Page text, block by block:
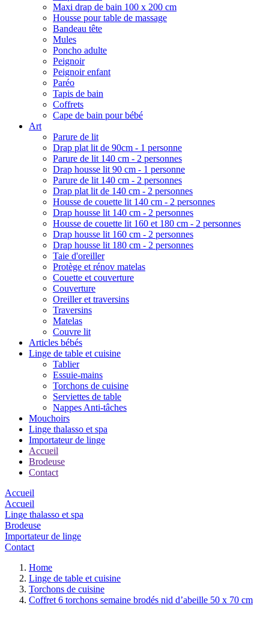
Maxi drap de bain 100 x 200 cm
Housse pour table de massage
Bandeau tête
Mules
Poncho adulte
Peignoir
Peignoir enfant
Paréo
Tapis de bain
Coffrets
Cape de bain pour bébé
Art
Parure de lit
Drap plat lit de 90cm - 1 personne
Parure de lit 140 cm - 2 personnes
Drap housse lit 90 cm - 1 personne
Parure de lit 140 cm - 2 personnes
Drap plat lit de 140 cm - 2 personnes
Housse de couette lit 140 cm - 2 personnes
Drap housse lit 140 cm - 2 personnes
Housse de couette lit 160 et 180 cm - 2 personnes
Drap housse lit 160 cm - 2 personnes
Drap housse lit 180 cm - 2 personnes
Taie d'oreiller
Protège et rénov matelas
Couette et couverture
Couverture
Oreiller et traversins
Traversins
Matelas
Couvre lit
Articles bébés
Linge de table et cuisine
Tablier
Essuie-mains
Torchons de cuisine
Serviettes de table
Nappes Anti-tâches
Mouchoirs
Linge thalasso et spa
Importateur de linge
Accueil
Brodeuse
Contact
Accueil
Accueil
Linge thalasso et spa
Brodeuse
Importateur de linge
Contact
Home
Linge de table et cuisine
Torchons de cuisine
Coffret 6 torchons semaine brodés nid d’abeille 50 x 70 cm